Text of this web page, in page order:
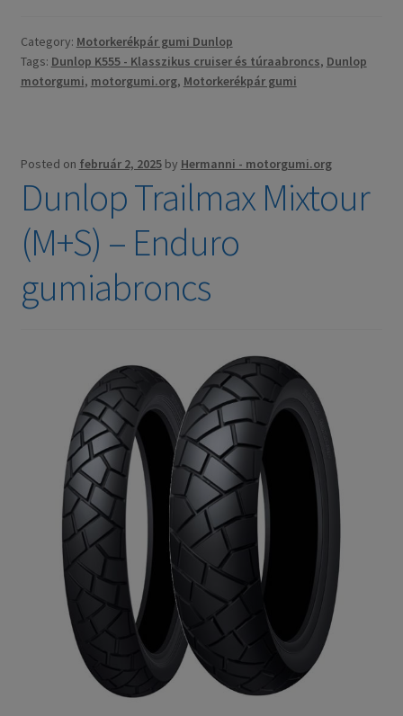
Category: Motorkerékpár gumi Dunlop
Tags: Dunlop K555 - Klasszikus cruiser és túraabroncs, Dunlop
motorgumi, motorgumi.org, Motorkerékpár gumi
Posted on február 2, 2025 by Hermanni - motorgumi.org
Dunlop Trailmax Mixtour
(M+S) – Enduro
gumiabroncs